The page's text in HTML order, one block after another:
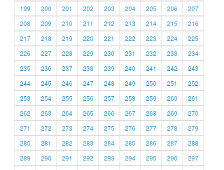
199
200 201 202 203 204 205 206
207
208
209 210 211 212 213 214 215
216
217
218 219 220 221 222 223 224
225
226
227 228 229 230 231 232 233
234
235
236 237 238 239 240 241 242
243
244
245 246 247 248 249 250 251
252
253
254 255 256 257 258 259 260
261
262
263 264 265 266 267 268 269
270
271
272 273 274 275 276 277 278
279
280
281 282 283 284 285 286 287
288
289
290 291 292 293 294 295 296
297